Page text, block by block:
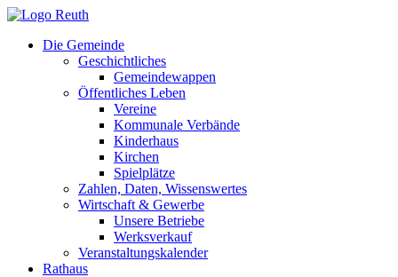
Zum
springenDie Gemeinde
Geschichtliches
Gemeindewappen
Öffentliches Leben
Vereine
Kommunale Verbände
Kinderhaus
Kirchen
Spielplätze
Zahlen, Daten, Wissenswertes
Wirtschaft & Gewerbe
Unsere Betriebe
Werksverkauf
Veranstaltungskalender
Rathaus